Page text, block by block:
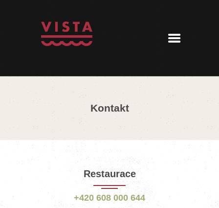
Kontakt
ÚVOD
MENU
360° PROHLÍDKA
Restaurace
+420 608 000 644